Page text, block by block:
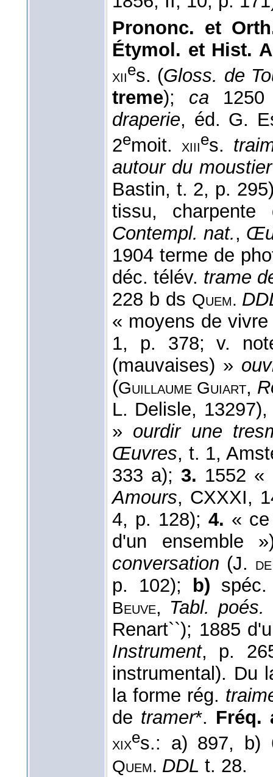
Prononc. et
Étymol. et Hist.
xiies. (Gloss. de
treme); ca1250
draperie, éd. G.
2emoit. xiiies.
autour du moustier
Bastin, t. 2, p.
tissu,
Contempl. nat.,
1904 terme de
déc. télév. trame
228 b ds Quem.
« moyens de
1, p. 378; v.
(mauvaises) »
(Guillaume Guiart,
L. Delisle,
» ourdir une
Œuvres, t. 1,
333 a); 3. 1552 «
Amours, CXXXI,
4, p. 128); 4. «
d'un ensemble
conversation (J. de
p. 102); b)
Beuve, Tabl. poés.
Renart``); 1885
Instrument, p.
instrumental). Du
la forme rég.
de tramer*. Fréq.
xixes.: a) 897, b)
Quem. DDL t. 28.